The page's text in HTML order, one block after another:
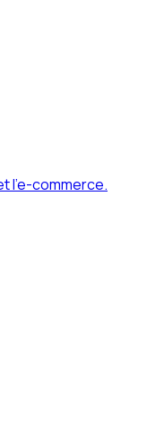
l’e-commerce.